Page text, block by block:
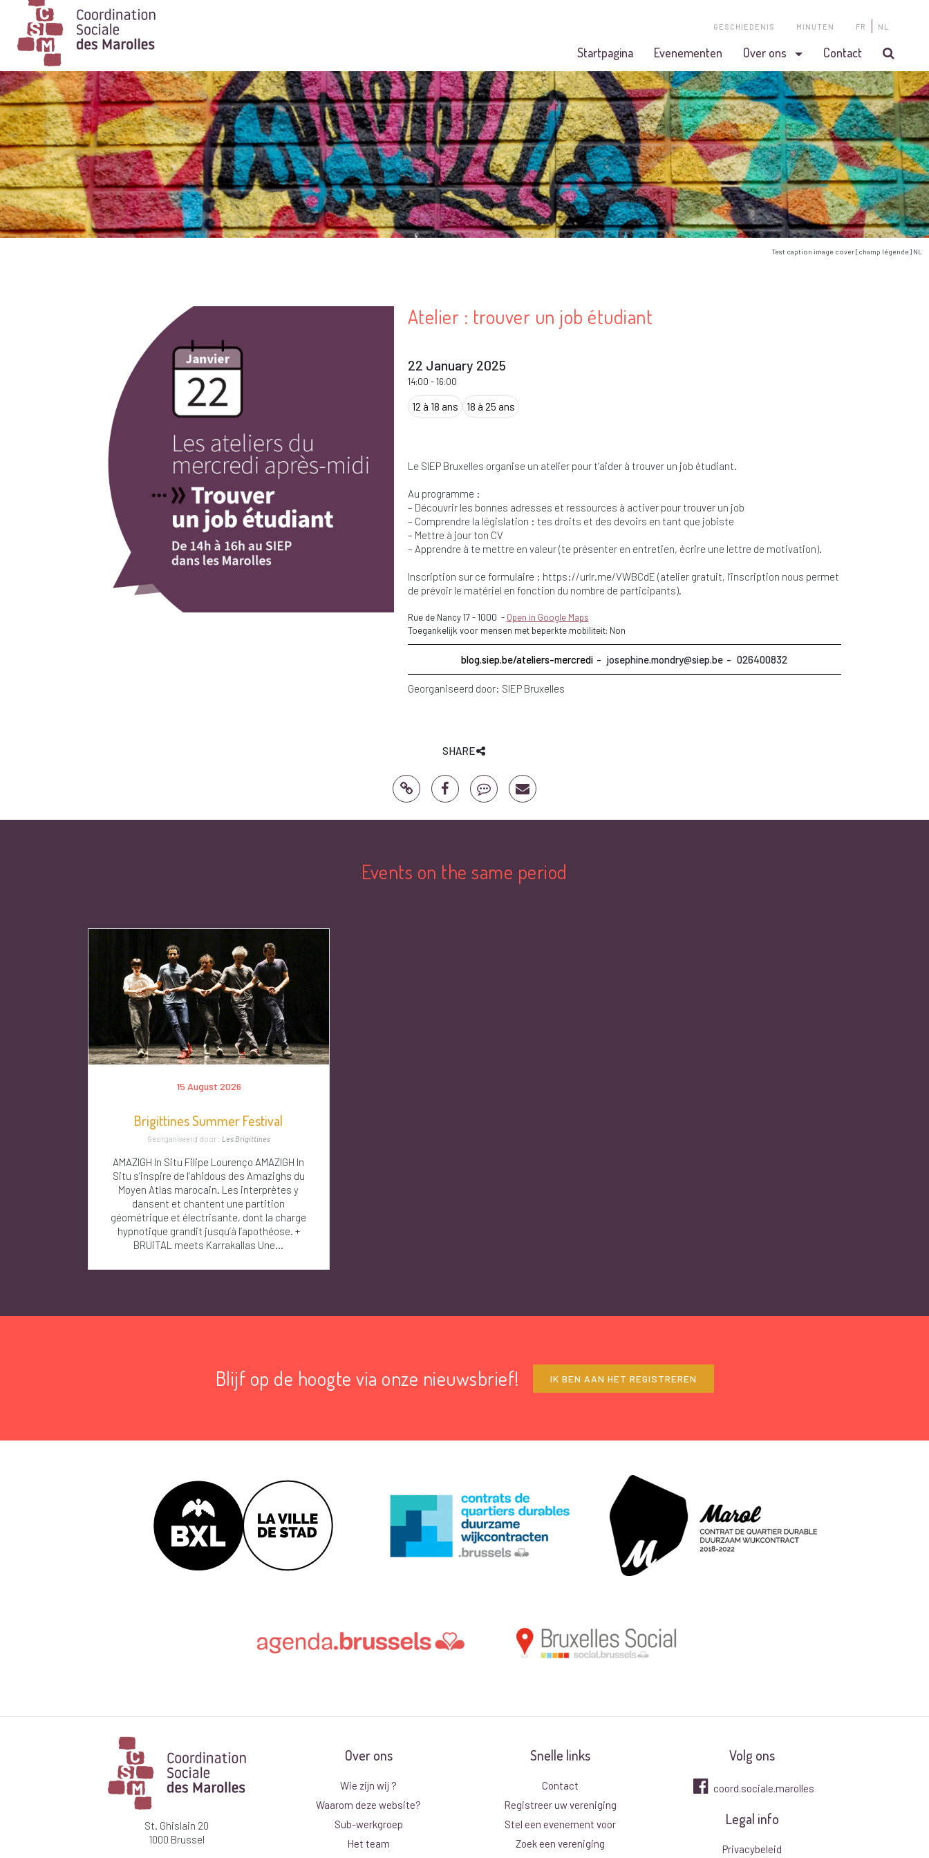
Main Navigation
GESCHIEDENIS MINUTEN FR NL
Startpagina Evenementen Over ons Contact
Test caption image cover [champ légende] NL
Atelier : trouver un job étudiant
22 January 2025
14:00 -16:00
12 à 18 ans 18 à 25 ans
Le SIEP Bruxelles organise un atelier pour t’aider à trouver un job étudiant.
Au programme :
– Découvrir les bonnes adresses et ressources à activer pour trouver un job
– Comprendre la législation : tes droits et des devoirs en tant que jobiste
– Mettre à jour ton CV
– Apprendre à te mettre en valeur (te présenter en entretien, écrire une lettre de motivation).
Inscription sur ce formulaire : https://urlr.me/VWBCdE (atelier gratuit, l’inscription nous permet
de prévoir le matériel en fonction du nombre de participants).
Rue de Nancy 17- 1000 - Open in Google Maps
Toegankelijk voor mensen met beperkte mobiliteit: Non
blog.siep.be/ateliers-mercredi josephine.mondry@siep.be 026400832
Georganiseerd door: SIEP Bruxelles
SHARE
Events on the same period
15 August 2026
Brigittines Summer Festival
Georganiseerd door : Les Brigittines
AMAZIGH In Situ Filipe Lourenço AMAZIGH In
Situ s’inspire de l’ahidous des Amazighs du
Moyen Atlas marocain. Les interprètes y
dansent et chantent une partition
géométrique et électrisante, dont la charge
hypnotique grandit jusqu’à l’apothéose. +
BRUiTAL meets Karrakallas Une...
Blijf op de hoogte via onze nieuwsbrief! IK BEN AAN HET REGISTREREN
St. Ghislain 20
1000 Brussel
Over ons
Wie zijn wij ?
Waarom deze website?
Sub-werkgroep
Het team
Snelle links
Contact
Registreer uw vereniging
Stel een evenement voor
Zoek een vereniging
Volg ons
coord.sociale.marolles
Legal info
Privacybeleid